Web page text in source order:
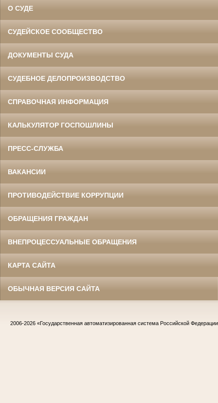
О СУДЕ
СУДЕЙСКОЕ СООБЩЕСТВО
ДОКУМЕНТЫ СУДА
СУДЕБНОЕ ДЕЛОПРОИЗВОДСТВО
СПРАВОЧНАЯ ИНФОРМАЦИЯ
КАЛЬКУЛЯТОР ГОСПОШЛИНЫ
ПРЕСС-СЛУЖБА
ВАКАНСИИ
ПРОТИВОДЕЙСТВИЕ КОРРУПЦИИ
ОБРАЩЕНИЯ ГРАЖДАН
ВНЕПРОЦЕССУАЛЬНЫЕ ОБРАЩЕНИЯ
КАРТА САЙТА
ОБЫЧНАЯ ВЕРСИЯ САЙТА
2006-2026 «Государственная автоматизированная система Российской